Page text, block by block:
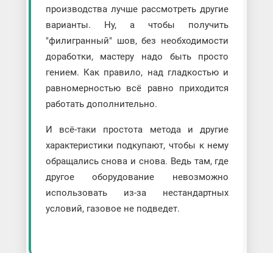
производства лучше рассмотреть другие
варианты. Ну, а чтобы получить
"филигранный" шов, без необходимости
доработки, мастеру надо быть просто
гением. Как правило, над гладкостью и
равномерностью всё равно приходится
работать дополнительно.
И всё-таки простота метода и другие
характеристики подкупают, чтобы к нему
обращались снова и снова. Ведь там, где
другое оборудование невозможно
использовать из-за нестандартных
условий, газовое не подведет.